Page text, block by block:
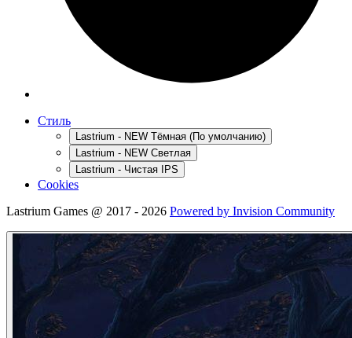
Стиль
Lastrium - NEW Тёмная (По умолчанию)
Lastrium - NEW Светлая
Lastrium - Чистая IPS
Cookies
Lastrium Games @ 2017 - 2026 Powered by Invision Community